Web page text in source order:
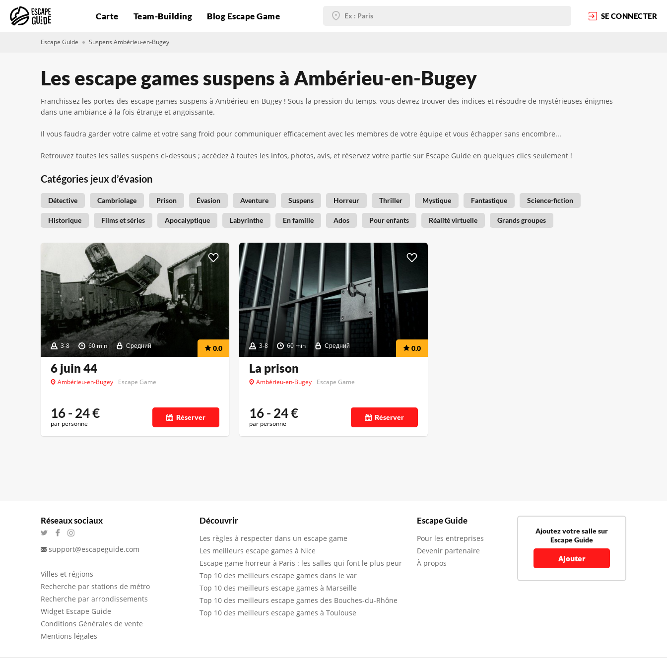
Carte Team-Building Blog Escape Game SE CONNECTER
Escape Guide Suspens Ambérieu-en-Bugey
Les escape games suspens à Ambérieu-en-Bugey
Franchissez les portes des escape games suspens à Ambérieu-en-Bugey ! Sous la pression du temps, vous devrez trouver des indices et résoudre de mystérieuses énigmes
dans une ambiance à la fois étrange et angoissante.
Il vous faudra garder votre calme et votre sang froid pour communiquer efficacement avec les membres de votre équipe et vous échapper sans encombre...
Retrouvez toutes les salles suspens ci-dessous ; accèdez à toutes les infos, photos, avis, et réservez votre partie sur Escape Guide en quelques clics seulement !
Catégories jeux d’évasion
Détective Cambriolage Prison Évasion Aventure Suspens Horreur Thriller Mystique Fantastique Science-fiction
Historique Films et séries Apocalyptique Labyrinthe En famille Ados Pour enfants Réalité virtuelle Grands groupes
3-8 60 min Средний 0.0
6 juin 44
Ambérieu-en-Bugey Escape Game
16 - 24€
par personne
Réserver
3-8 60 min Средний 0.0
La prison
Ambérieu-en-Bugey Escape Game
16 - 24€
par personne
Réserver
Réseaux sociaux
support@escapeguide.com
Villes et régions
Recherche par stations de métro
Recherche par arrondissements
Widget Escape Guide
Conditions Générales de vente
Mentions légales
Découvrir
Les règles à respecter dans un escape game
Les meilleurs escape games à Nice
Escape game horreur à Paris : les salles qui font le plus peur
Top 10 des meilleurs escape games dans le var
Top 10 des meilleurs escape games à Marseille
Top 10 des meilleurs escape games des Bouches-du-Rhône
Top 10 des meilleurs escape games à Toulouse
Escape Guide
Pour les entreprises
Devenir partenaire
À propos
Ajoutez votre salle sur
Escape Guide
Ajouter